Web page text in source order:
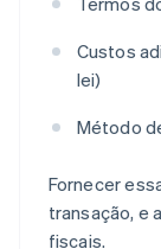
Custos
lei)
Método
Fornecer
transação, e
fiscais.